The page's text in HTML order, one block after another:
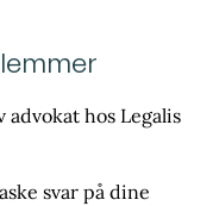
advokat hos Legalis
svar på dine